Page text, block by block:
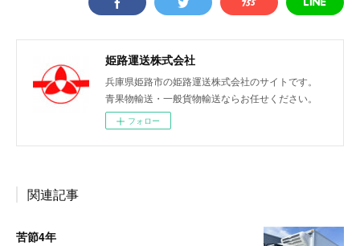
姫路運送株式会社
兵庫県姫路市の姫路運送株式会社のサイトです。
青果物輸送・一般貨物輸送ならお任せください。
フォロー
関連記事
苦節4年